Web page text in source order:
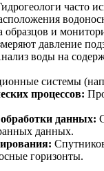
часто
образцов и
давление
воды на
системы
процессов:
данных:
данных.
горизонты.